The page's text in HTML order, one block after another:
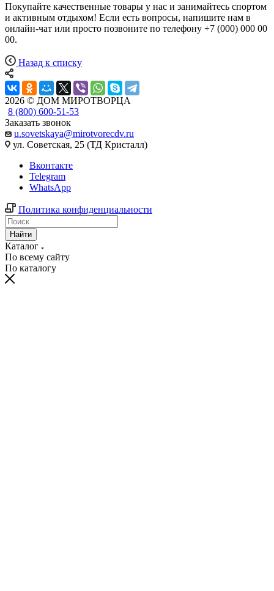
Покупайте качественные товары у нас и занимайтесь спортом
и активным отдыхом! Если есть вопросы, напишите нам в
онлайн-чат или просто позвоните по телефону +7 (000) 000 00
00.
Назад к списку
2026 © ДОМ МИРОТВОРЦА
8 (800) 600-51-53
Заказать звонок
u.sovetskaya@mirotvorecdv.ru
ул. Советская, 25 (ТД Кристалл)
Вконтакте
Telegram
WhatsApp
Политика конфиденциальности
Найти
Каталог
По всему сайту
По каталогу